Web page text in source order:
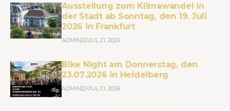
Ausstellung zum Klimawandel in
der Stadt ab Sonntag, den 19. Juli
2026 in Frankfurt
ADMIN22 JUL 21, 2026
Bike Night am Donnerstag, den
23.07.2026 in Heidelberg
ADMIN22 JUL 21, 2026